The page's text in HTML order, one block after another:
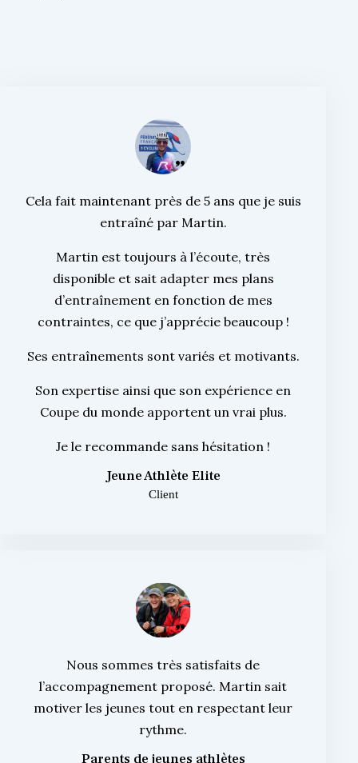
Cela fait maintenant près de 5 ans que je suis
entraîné par Martin.
Martin est toujours à l’écoute, très
disponible et sait adapter mes plans
d’entraînement en fonction de mes
contraintes, ce que j’apprécie beaucoup !
Ses entraînements sont variés et motivants.
Son expertise ainsi que son expérience en
Coupe du monde apportent un vrai plus.
Je le recommande sans hésitation !
Jeune Athlète Elite
Client
Nous sommes très satisfaits de
l’accompagnement proposé. Martin sait
motiver les jeunes tout en respectant leur
rythme.
Parents de jeunes athlètes